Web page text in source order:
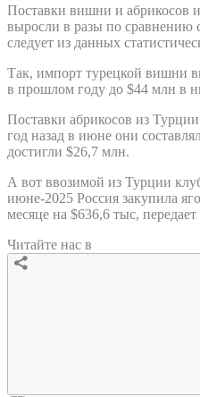
Поставки вишни и абрикосов
выросли в разы по сравнению
следует из данных
Так, импорт турецкой вишни
в прошлом году до $44 млн в
Поставки абрикосов из
год назад в июне они
достигли $26,7 млн.
А вот ввозимой из Турции
июне-2025 Россия закупила
месяце на $636,6 тыс,
Читайте нас в